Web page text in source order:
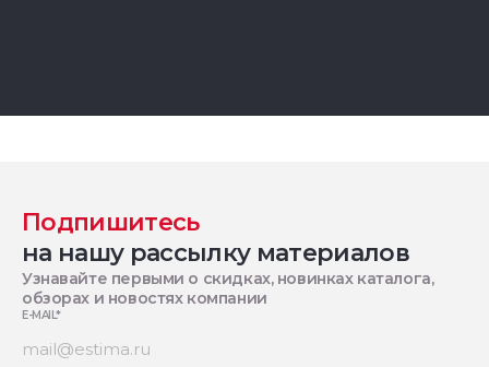
Подпишитесь
на нашу рассылку материалов
Узнавайте первыми о скидках, новинках каталога,
обзорах и новостях компании
E-MAIL*